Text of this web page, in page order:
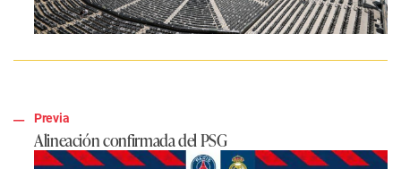
Previa
Alineación confirmada del PSG